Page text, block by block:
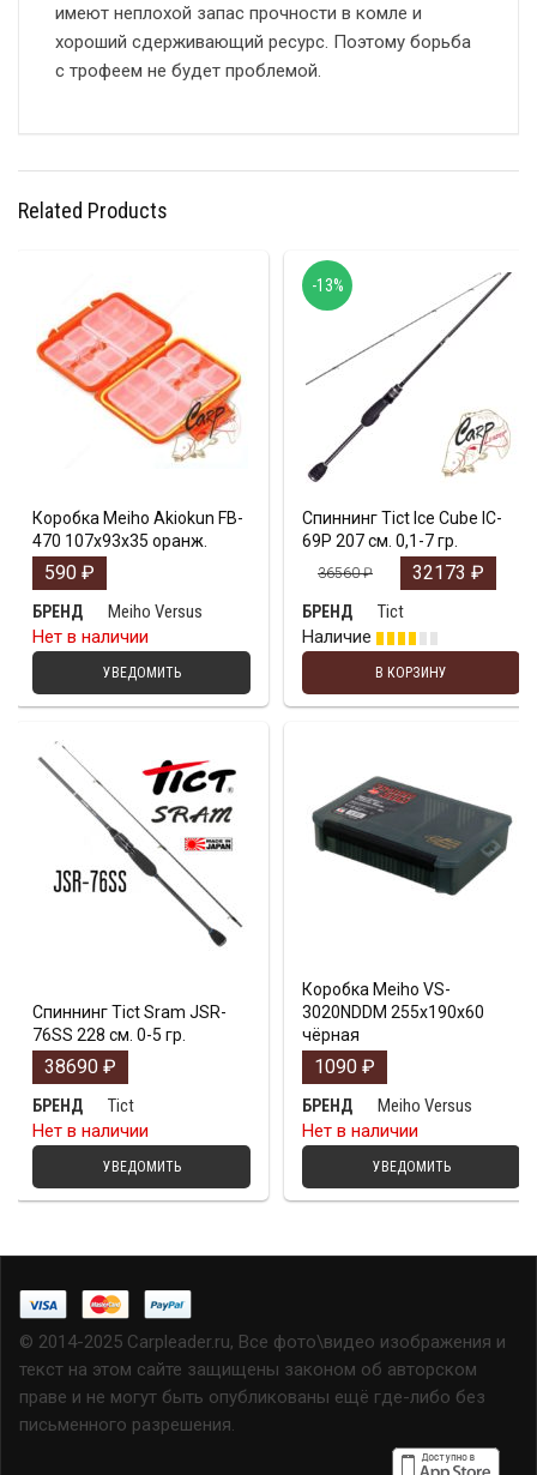
имеют неплохой запас прочности в комле и
хороший сдерживающий ресурс. Поэтому борьба
с трофеем не будет проблемой.
Related Products
Коробка Meiho Akiokun FB-
470 107x93x35 оранж.
590 ₽
БРЕНД
Meiho Versus
Нет в наличии
УВЕДОМИТЬ
Спиннинг Tict Ice Cube IC-
69P 207 см. 0,1-7 гр.
36560₽ 32173 ₽
БРЕНД
Tict
Наличие
В КОРЗИНУ
-13%
Спиннинг Tict Sram JSR-
76SS 228 см. 0-5 гр.
38690 ₽
БРЕНД
Tict
Нет в наличии
УВЕДОМИТЬ
Коробка Meiho VS-
3020NDDM 255x190x60
чёрная
1090 ₽
БРЕНД
Meiho Versus
Нет в наличии
УВЕДОМИТЬ
© 2014-2025 Carpleader.ru, Все фото\видео изображения и
текст на этом сайте защищены законом об авторском
праве и не могут быть опубликованы ещё где-либо без
письменного разрешения.